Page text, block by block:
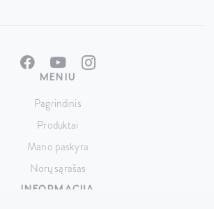
MENIU
Pagrindinis
Produktai
Mano paskyra
Norų sąrašas
INFORMACIJA